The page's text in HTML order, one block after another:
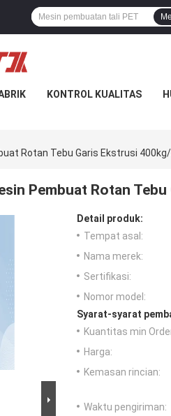
KONTROL KUALITAS
Rotan Tebu Garis Ekstrusi
Pembuat Rotan
Detail produk:
Tempat asal:
Nama merek:
Sertifikasi:
Nomor model:
Syarat-syarat
Kuantitas min
Harga:
Kemasan rincian:
Waktu pengiriman: